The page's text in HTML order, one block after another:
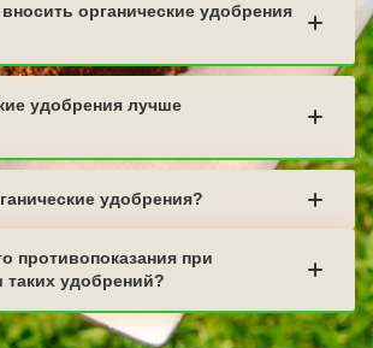
органические удобрения
удобрения лучше
удобрения?
противопоказания при
таких удобрений?